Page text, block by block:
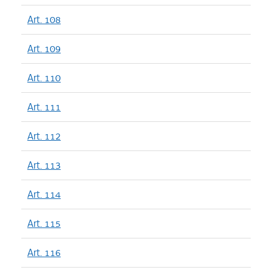
Art. 108
Art. 109
Art. 110
Art. 111
Art. 112
Art. 113
Art. 114
Art. 115
Art. 116